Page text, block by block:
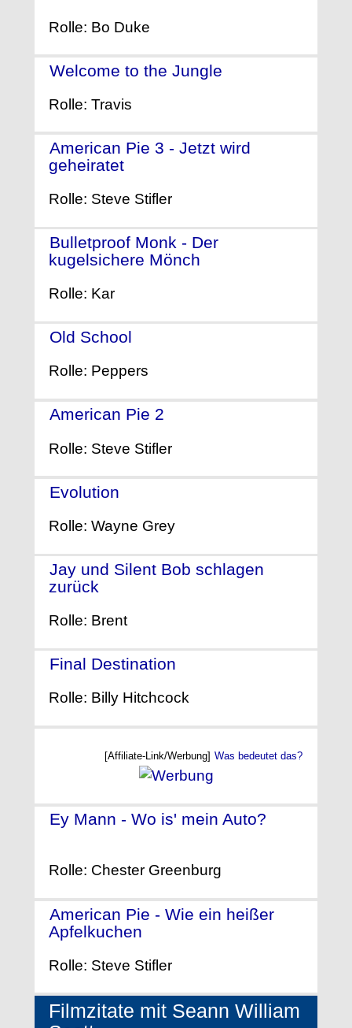
Rolle: Bo Duke
Welcome to the Jungle
Rolle: Travis
American Pie 3 - Jetzt wird
geheiratet
Rolle: Steve Stifler
Bulletproof Monk - Der
kugelsichere Mönch
Rolle: Kar
Old School
Rolle: Peppers
American Pie 2
Rolle: Steve Stifler
Evolution
Rolle: Wayne Grey
Jay und Silent Bob schlagen
zurück
Rolle: Brent
Final Destination
Rolle: Billy Hitchcock
[Affiliate-Link/Werbung] Was bedeutet das?
Ey Mann - Wo is' mein Auto?
Rolle: Chester Greenburg
American Pie - Wie ein heißer
Apfelkuchen
Rolle: Steve Stifler
Filmzitate mit Seann William